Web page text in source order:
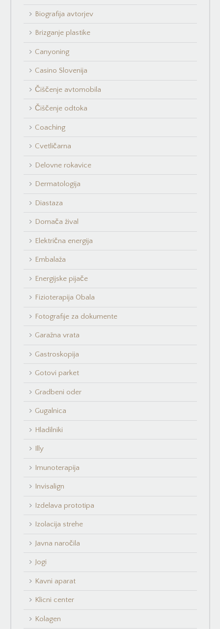
Biografija avtorjev
Brizganje plastike
Canyoning
Casino Slovenija
Čiščenje avtomobila
Čiščenje odtoka
Coaching
Cvetličarna
Delovne rokavice
Dermatologija
Diastaza
Domača žival
Električna energija
Embalaža
Energijske pijače
Fizioterapija Obala
Fotografije za dokumente
Garažna vrata
Gastroskopija
Gotovi parket
Gradbeni oder
Gugalnica
Hladilniki
Illy
Imunoterapija
Invisalign
Izdelava prototipa
Izolacija strehe
Javna naročila
Jogi
Kavni aparat
Klicni center
Kolagen